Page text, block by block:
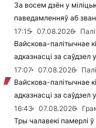
За восем дзён у
паведамленняў аб
17:15
07.08.2026
Вайскова-палітычнае
адказнасці за саўдзел
17:07
07.08.2026
Вайскова-палітычнае
адказнасці за саўдзел
16:43
07.08.2026
Тры чалавекі памерлі